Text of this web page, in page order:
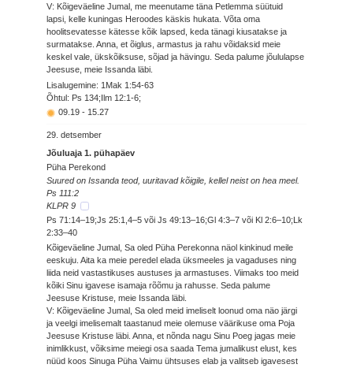
V: Kõigeväeline Jumal, me meenutame täna Petlemma süütuid
lapsi, kelle kuningas Heroodes käskis hukata. Võta oma
hoolitsevatesse kätesse kõik lapsed, keda tänagi kiusatakse ja
surmatakse. Anna, et õiglus, armastus ja rahu võidaksid meie
keskel vale, ükskõiksuse, sõjad ja hävingu. Seda palume jõululapse
Jeesuse, meie Issanda läbi.
Lisalugemine: 1Mak 1:54-63
Õhtul: Ps 134;Ilm 12:1-6;
09.19 - 15.27
29. detsember
Jõuluaja 1. pühapäev
Püha Perekond
Suured on Issanda teod, uuritavad kõigile, kellel neist on hea meel.
Ps 111:2
KLPR 9
Ps 71:14–19;Js 25:1,4–5 või Js 49:13–16;Gl 4:3–7 või Kl 2:6–10;Lk
2:33–40
Kõigeväeline Jumal, Sa oled Püha Perekonna näol kinkinud meile
eeskuju. Aita ka meie peredel elada üksmeeles ja vagaduses ning
liida neid vastastikuses austuses ja armastuses. Viimaks too meid
kõiki Sinu igavese isamaja rõõmu ja rahusse. Seda palume
Jeesuse Kristuse, meie Issanda läbi.
V: Kõigeväeline Jumal, Sa oled meid imeliselt loonud oma näo järgi
ja veelgi imelisemalt taastanud meie olemuse väärikuse oma Poja
Jeesuse Kristuse läbi. Anna, et nõnda nagu Sinu Poeg jagas meie
inimlikkust, võiksime meiegi osa saada Tema jumalikust elust, kes
nüüd koos Sinuga Püha Vaimu ühtsuses elab ja valitseb igavesest